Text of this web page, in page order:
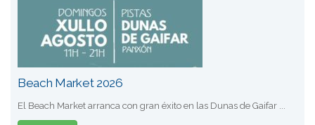
Beach Market 2026
El Beach Market arranca con gran éxito en las Dunas de Gaifar ...